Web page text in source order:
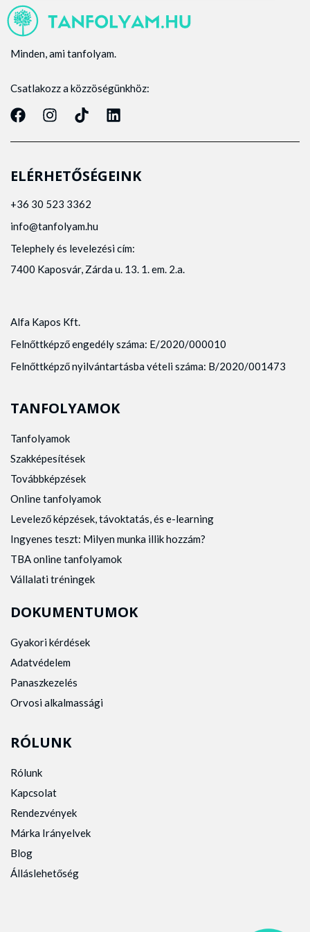
Minden, ami tanfolyam.
Csatlakozz a közzöségünkhöz:
ELÉRHETŐSÉGEINK
+36 30 523 3362
info@tanfolyam.hu
Telephely és levelezési cím:
7400 Kaposvár, Zárda u. 13. 1. em. 2.a.
Alfa Kapos Kft.
Felnőttképző engedély száma: E/2020/000010
Felnőttképző nyilvántartásba vételi száma: B/2020/001473
TANFOLYAMOK
Tanfolyamok
Szakképesítések
Továbbképzések
Online tanfolyamok
Levelező képzések, távoktatás, és e-learning
Ingyenes teszt: Milyen munka illik hozzám?
TBA online tanfolyamok
Vállalati tréningek
DOKUMENTUMOK
Gyakori kérdések
Adatvédelem
Panaszkezelés
Orvosi alkalmassági
RÓLUNK
Rólunk
Kapcsolat
Rendezvények
Márka Irányelvek
Blog
Álláslehetőség